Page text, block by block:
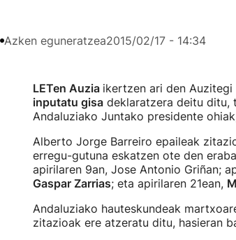
Azken eguneratzea2015/02/17 - 14:34
LETen Auzia ikertzen ari den
inputatu gisadeklaratzera deitu ditu,
Andaluziako Juntako presidente
Alberto Jorge Barreiro epaileak
erregu-gutuna eskatzen ote den
apirilaren 9an, Jose Antonio Griñan;
Gaspar Zarrias; eta apirilaren 21ean,
Andaluziako hauteskundeak
zitazioak ere atzeratu ditu, hasieran